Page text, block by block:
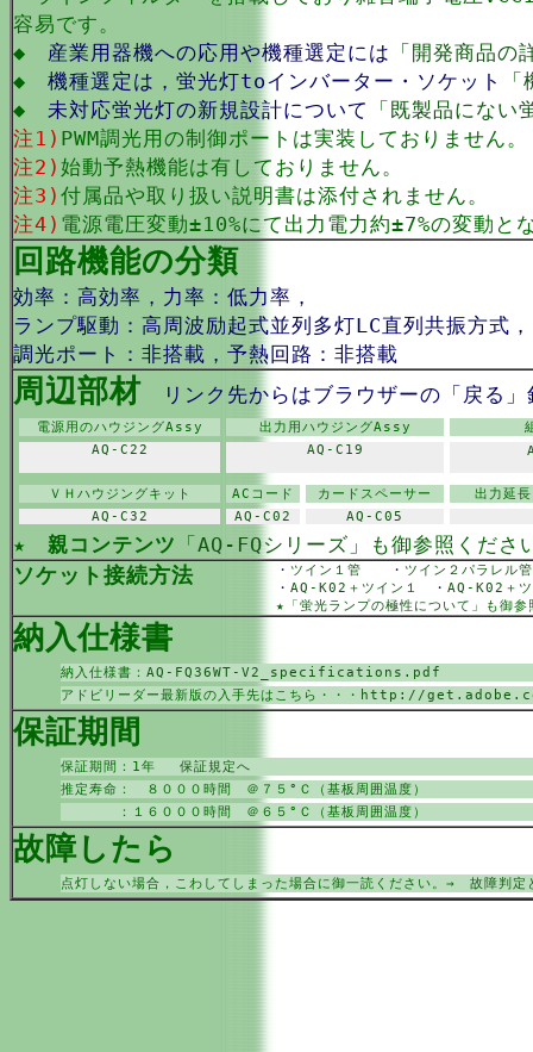
容易です。
◆ 産業用器機への応用や機種選定には 「開発商品の
◆ 機種選定は，蛍光灯toインバーター・ソケット
◆ 未対応蛍光灯の新規設計について
「既製品にな
注1) PWM調光用の制御ポートは実装しておりません。
注2) 始動予熱機能は有しておりません。
注3) 付属品や取り扱い説明書は添付されません。
注4) 電源電圧変動±10%にて出力電力約±7%の変動と
回路機能の分類
効率：高効率，力率：低力率，
ランプ駆動：高周波励起式並列多灯LC直列共振方式
調光ポート：非搭載，予熱回路：非搭載
周辺部材 リンク先からはブラウザーの「戻る」
電源用のハウジングAssy 出力用ハウジングAssy
AQ-C22
AQ-C19
ＶＨハウジングキット ACコード カードスペーサー
出力延
AQ-C32
AQ-C02 AQ-C05
★ 親コンテンツ 「AQ-FQシリーズ」 も御参照くださ
ソケット接続方法 ・ ツイン１管 ・ ツイン２パラレ
・ AQ-K02＋ツイン１ ・ AQ-K02＋
★
「蛍光ランプの極性について」 も御参
納入仕様書
納入仕様書： AQ-FQ36WT-V2_specifications.pdf
アドビリーダー最新版の入手先はこちら・・・ http://
保証期間
保証期間：1年
保証規定へ
推定寿命： ８０００時間 ＠７５°Ｃ（基板周囲温度）
：１６０００時間 ＠６５°Ｃ（基板周囲温度）
故障したら
点灯しない場合，こわしてしまった場合に御一読ください。→ 故障判定